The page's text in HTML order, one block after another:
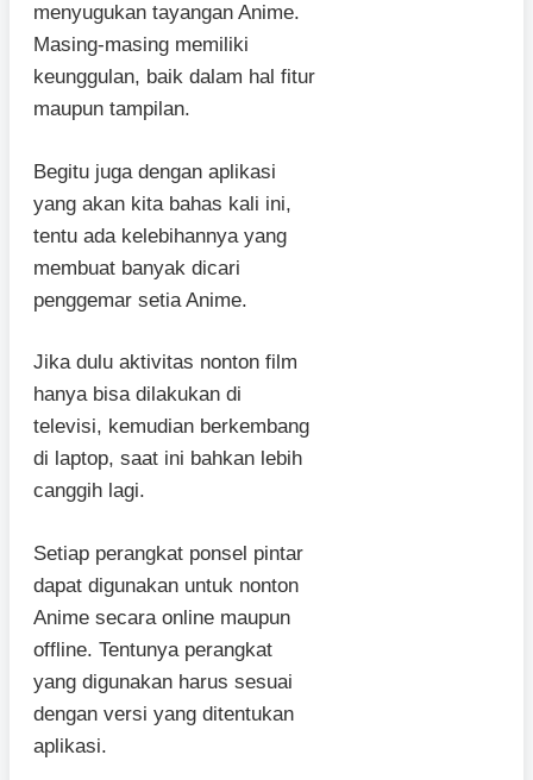
menyugukan tayangan Anime.
Masing-masing memiliki
keunggulan, baik dalam hal fitur
maupun tampilan.
Begitu juga dengan aplikasi
yang akan kita bahas kali ini,
tentu ada kelebihannya yang
membuat banyak dicari
penggemar setia Anime.
Jika dulu aktivitas nonton film
hanya bisa dilakukan di
televisi, kemudian berkembang
di laptop, saat ini bahkan lebih
canggih lagi.
Setiap perangkat ponsel pintar
dapat digunakan untuk nonton
Anime secara online maupun
offline. Tentunya perangkat
yang digunakan harus sesuai
dengan versi yang ditentukan
aplikasi.